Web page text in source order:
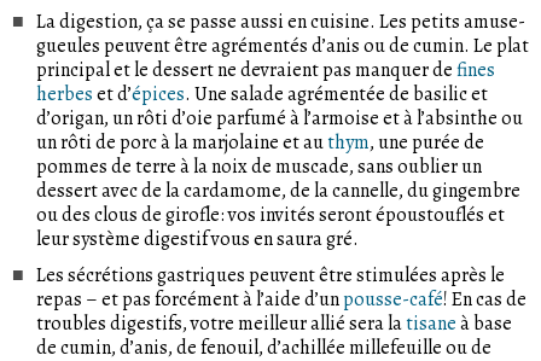
La digestion, ça se passe aussi en cuisine. Les petits amuse-
gueules peuvent être agrémentés d’anis ou de cumin. Le plat
principal et le dessert ne devraient pas manquer defines
herbeset d’épices. Une salade agrémentée de basilic et
d’origan, un rôti d’oie parfumé à l’armoise et à l’absinthe ou
un rôti de porc à la marjolaine et authym, une purée de
pommes de terre à la noix de muscade, sans oublier un
dessert avec de la cardamome, de la cannelle, du gingembre
ou des clous de girofle: vos invités seront époustouflés et
leur système digestif vous en saura gré.
Les sécrétions gastriques peuvent être stimulées après le
repas – et pas forcément à l’aide d’unpousse-café! En cas de
troubles digestifs, votre meilleur allié sera latisaneà base
de cumin, d’anis, de fenouil, d’achillée millefeuille ou de